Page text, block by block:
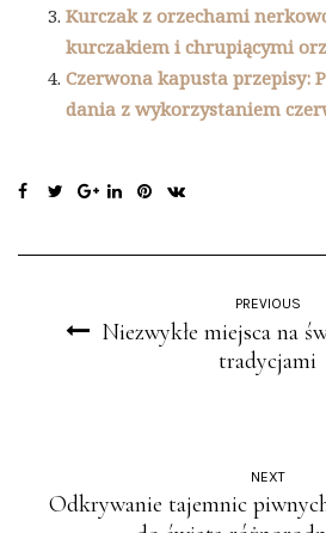
Kurczak z orzechami
kurczakiem i chrupiącymi
Czerwona kapusta przepisy:
dania z wykorzystaniem
PREVIOUS
Niezwykłe miejsca na
tradycjami
NEXT
Odkrywanie tajemnic